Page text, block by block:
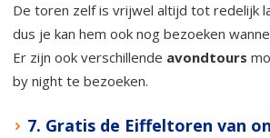
De toren zelf is vrijwel altijd tot redelijk
dus je kan hem ook nog bezoeken
Er zijn ook verschillende avondtours
by night te bezoeken.
7. Gratis de Eiffeltoren van